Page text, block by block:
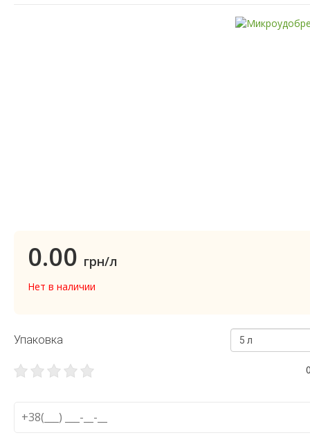
0.00 грн/л
Нет в наличии
Упаковка 5 л